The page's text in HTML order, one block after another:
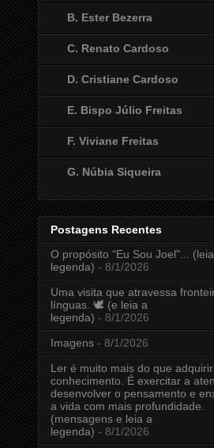
B. Ester Bezerra
C. Renato Cardoso
D. Cristiane Cardoso
E. Bispo Júlio Freitas
F. Viviane Freitas
G. Núbia Siqueira
Postagens Recentes
O propósito "Eu Sou Joel"...
legenda) - 8/1/2026
Uma visita que atravessa
línguas. 🕊️ (e leia a
legenda) - 8/1/2026
Imagens - 8/1/2026
Ler é muito mais do que adquirir
conhecimento. É exercitar a
desenvolver o pensamento e
a vida com mais profundidade.
(mensagens e leia a
legenda) - 8/1/2026